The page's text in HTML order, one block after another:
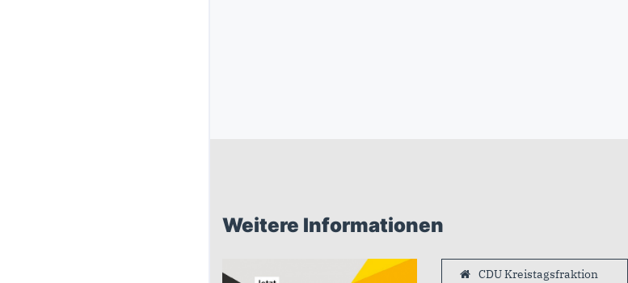
Weitere Informationen
CDU Kreistagsfraktion